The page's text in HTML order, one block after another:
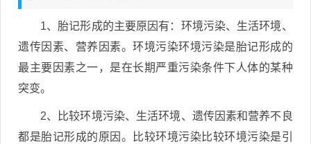
1、胎记形成的主要原因有：环境污染、生活环境、
遗传因素、营养因素。环境污染环境污染是胎记形成的
最主要因素之一，是在长期严重污染条件下人体的某种
突变。
2、比较环境污染、生活环境、遗传因素和营养不良
都是胎记形成的原因。比较环境污染比较环境污染是引